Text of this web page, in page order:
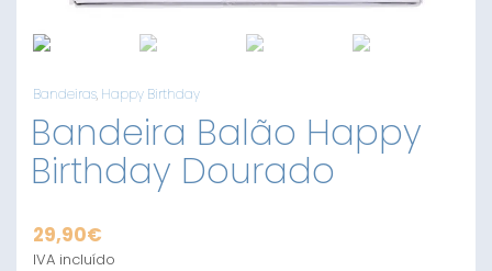
Bandeiras, Happy Birthday
Bandeira Balão Happy
Birthday Dourado
29,90€
IVA incluído